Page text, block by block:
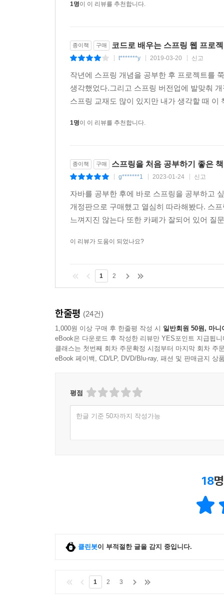
38장 기존 프로젝트에 스프링 시큐리티 접목하기
38.1 로그인 페이지 처리
38.2 게시물 작성 시 스프링 시큐리티 처리
38.3 게시물 조회와 로그인 처리
38.4 게시물의 수정/삭제
39.2 로그인 후 '/board/list'로 이동하기
A Intellij와 Gradle을 이용하는 스프링 환경
A.1 Intellij 버전과 다운로드
A.3 프로젝트 생성
A.5 Lombok 플러그인 추가
A.6 Lombok 컴파일 환경
A.8 Tomcat 설정
A.10 web.xml 생성과 실행 테스트
찾아 보기
1명이 이 리뷰를 추천합니다.
종이책 구매 코드로 배우는 스프링 웹 프로
t*******y 2019-03-20 신고
작년에 스프링 개념을 공부한 후 프로젝트를
생각했었다.그리고 스프링 버전업에 발맞춰
스프링 교재도 많이 있지만 내가 생각할 때
1명이 이 리뷰를 추천합니다.
종이책 구매 스프링을 처음 공부하기 좋은 책
g*******1 2023-01-24 신고
자바를 공부한 후에 바로 스프링을 공부하고
개정판으로 구매했고 열심히 따라해봤다. 스
느껴지진 않는다 또한 카페가 잘되어 있어 질
이 리뷰가 도움이 되었나요?
1 2
한줄평 (24건)
1,000원 이상 구매 후 한줄평 작성 시 일반회원 50원, 마니
eBook은 다운로드 후 작성한 리뷰만 YES포인트 지급됩니
클래스는 첫번째 회차 주문확정 시점부터 마지막 회차 주
eBook 페이백, CD/LP, DVD/Blu-ray, 패션 및 판매금지 상
평점
한글 기준 50자까지 작성가능
18
클린봇이 부적절한 글을 감지 중입니다.
1 2 3